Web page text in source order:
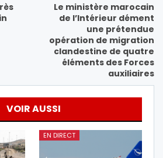
Le ministère marocain
de l’Intérieur dément
une prétendue
opération de migration
clandestine de quatre
éléments des Forces
auxiliaires
VOIR AUSSI
EN DIRECT